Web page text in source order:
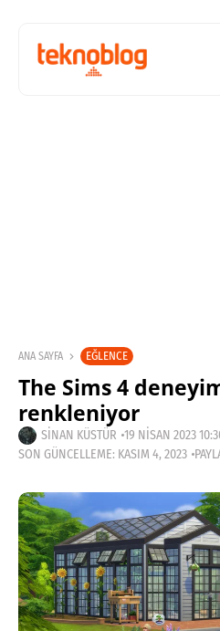
ANA SAYFA EĞLENCE
The Sims 4
renkleniyor
SINAN KÜSTÜR 19 NISAN 2023
SON GÜNCELLEME: KASIM 4, 2023